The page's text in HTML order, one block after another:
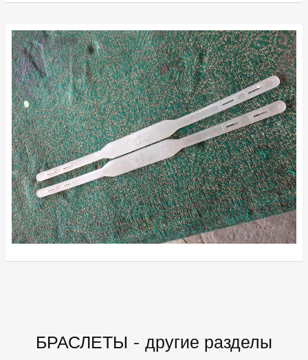
БРАСЛЕТЫ - другие разделы